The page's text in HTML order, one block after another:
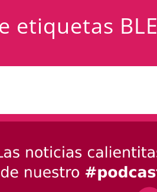
etiquetas BLE